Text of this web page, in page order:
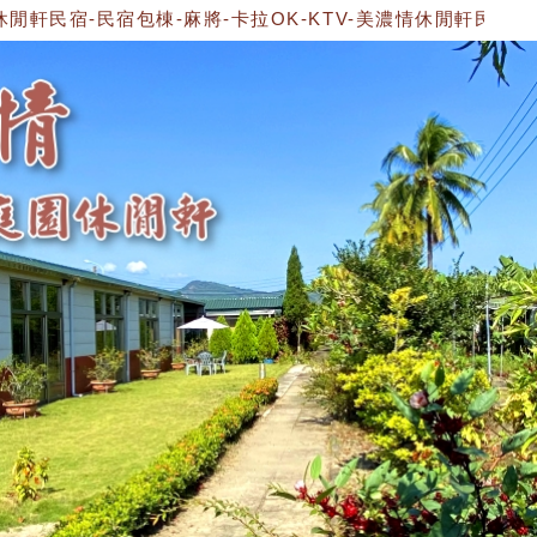
民宿-民宿包棟-麻將-卡拉OK-KTV-美濃情休閒軒民宿